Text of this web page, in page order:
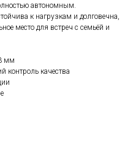
автономным.
к нагрузкам и долговечна,
место для встреч с семьёй и
мм
контроль качества